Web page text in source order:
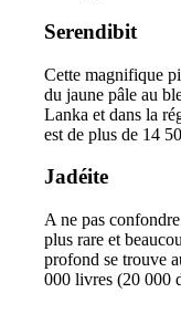
Serendibit
Cette magnifique
du jaune pâle au
Lanka et dans la
est de plus de 14
Jadéite
A ne pas
plus rare et
profond se trouve
000 livres (20 000